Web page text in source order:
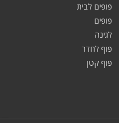
פופים לבית
פופים
לגינה
פוף לחדר
פוף קטן